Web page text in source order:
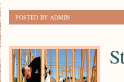
POSTED BY ADMIN